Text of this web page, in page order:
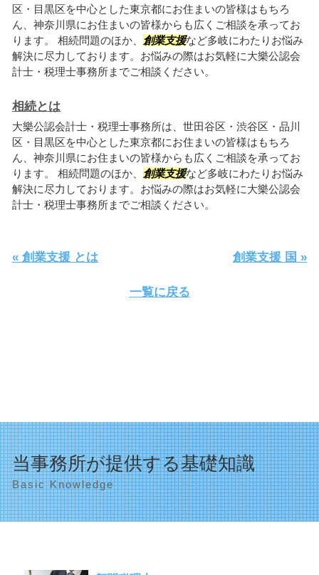
区・目黒区を中心とした東京都にお住まいの皆様はもちろ
ん、神奈川県にお住まいの皆様からも広くご相談を承ってお
ります。 相続問題のほか、 創業支援など多岐にわたりお悩み
解決に尽力しております。お悩みの際はお気軽に大樂公認会
計士・税理士事務所までご相談ください。
相続とは
大樂公認会計士・税理士事務所は、世田谷区・渋谷区・品川
区・目黒区を中心とした東京都にお住まいの皆様はもちろ
ん、神奈川県にお住まいの皆様からも広くご相談を承ってお
ります。 相続問題のほか、 創業支援など多岐にわたりお悩み
解決に尽力しております。お悩みの際はお気軽に大樂公認会
計士・税理士事務所までご相談ください。
« 創業支援 とは 創業支援 国 »
一覧に戻る
当事務所が提供する基礎知識
Basic Knowledge